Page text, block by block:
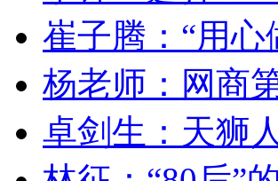
崔子腾：“用
杨老师：网商
卓剑生：天狮人